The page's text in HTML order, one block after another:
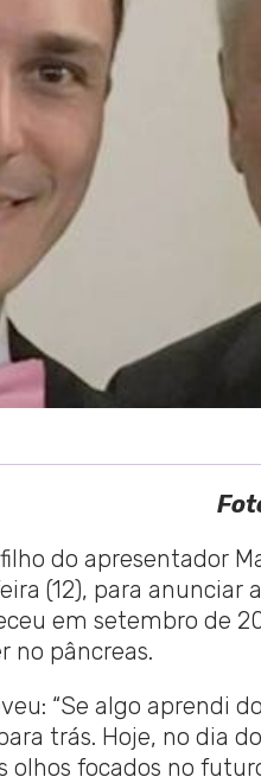
do apresentador
(12), para anunciar
em setembro de
no pâncreas.
“Se algo aprendi
trás. Hoje, no dia
focados no